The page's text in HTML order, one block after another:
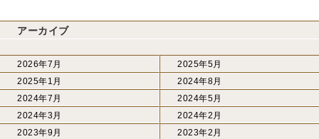
アーカイブ
2026年7月
2025年5月
2025年1月
2024年8月
2024年7月
2024年5月
2024年3月
2024年2月
2023年9月
2023年2月